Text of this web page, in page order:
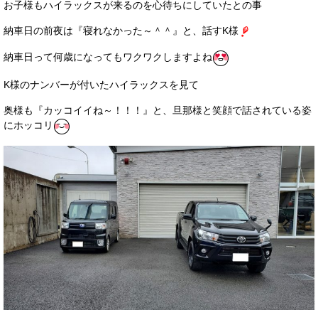
お子様もハイラックスが来るのを心待ちにしていたとの事
納車日の前夜は『寝れなかった～＾＾』と、話すK様
納車日って何歳になってもワクワクしますよね
K様のナンバーが付いたハイラックスを見て
奥様も『カッコイイね～！！！』と、旦那様と笑顔で話されている姿
にホッコリ